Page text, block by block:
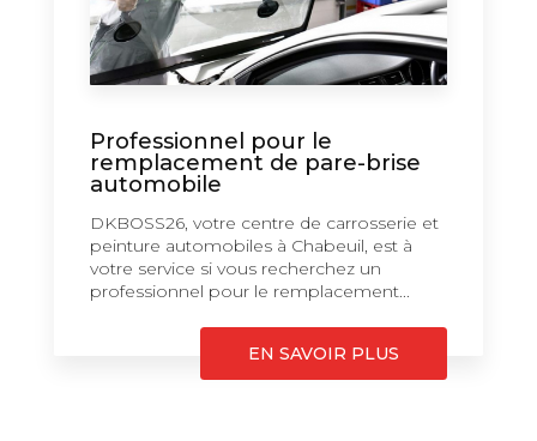
Professionnel pour le
remplacement de pare-brise
automobile
DKBOSS26, votre centre de carrosserie et
peinture automobiles à Chabeuil, est à
votre service si vous recherchez un
professionnel pour le remplacement...
EN SAVOIR PLUS